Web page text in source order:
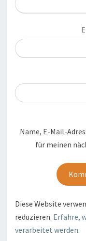
Name, E-Mail-
für meinen
Diese Website
reduzieren. Erfahre,
verarbeitet werden.